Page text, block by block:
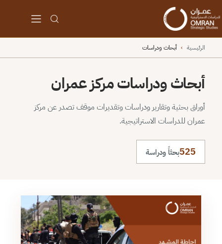
الرئيسية › أبحاث ودراسات
أبحاث ودراسات مركز عمران
أوراق بحثية وتقارير ودراسات وتقديرات موقف تصدر عن مركز
عمران للدراسات الاستراتيجية.
525بحثاً ودراسة